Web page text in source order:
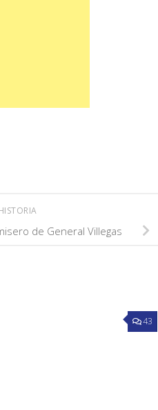
de General Villegas
43